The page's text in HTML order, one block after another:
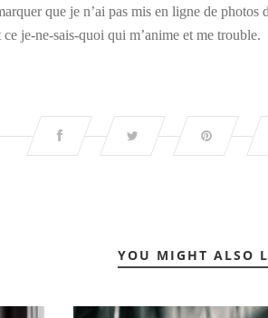
que je n’ai pas mis en ligne de
je-ne-sais-quoi qui m’anime et me trouble.
YOU MIGHT ALSO